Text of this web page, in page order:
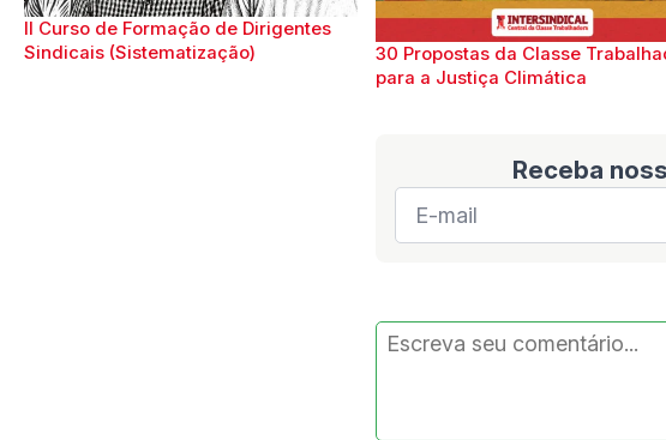
II Curso de Formação de Dirigentes
Sindicais (Sistematização)
30 Propostas da Classe
para a Justiça Climática
Receba
E-
mail